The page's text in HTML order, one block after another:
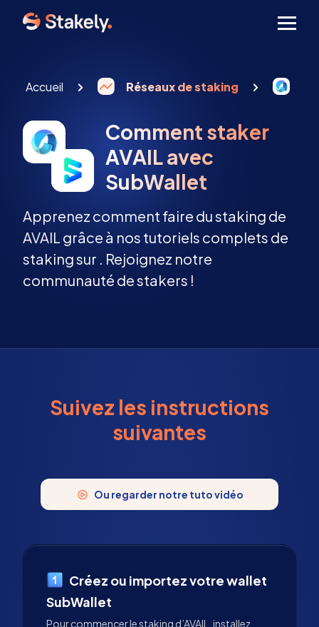
Accueil Réseaux de staking
Comment staker
AVAIL avec
SubWallet
Apprenez comment faire du staking de
AVAIL grâce à nos tutoriels complets de
staking sur . Rejoignez notre
communauté de stakers !
Suivez les instructions
suivantes
Ou regarder notre tuto vidéo
Créez ou importez votre wallet
SubWallet
Pour commencer le staking d’AVAIL, installez